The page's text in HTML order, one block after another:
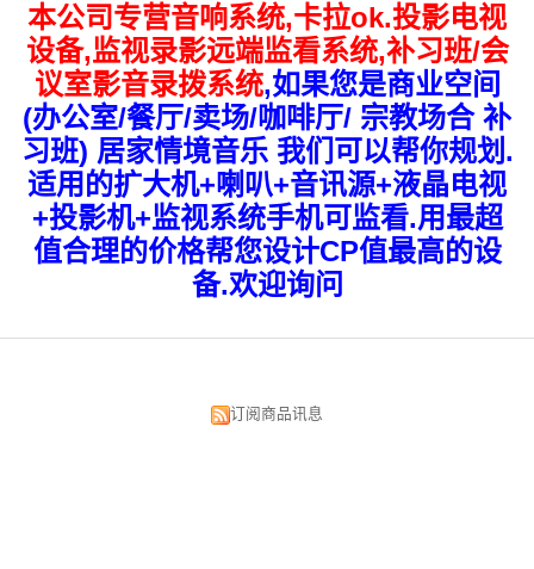
本公司专营音响系统,卡拉ok.投影电视
设备,监视录影远端监看系统,补习班/会
议室影音录拨系统,如果您是商业空间
(办公室/餐厅/卖场/咖啡厅/ 宗教场合 补
习班) 居家情境音乐 我们可以帮你规划.
适用的扩大机+喇叭+音讯源+液晶电视
+投影机+监视系统手机可监看.用最超
值合理的价格帮您设计CP值最高的设
备.欢迎询问
订阅商品讯息